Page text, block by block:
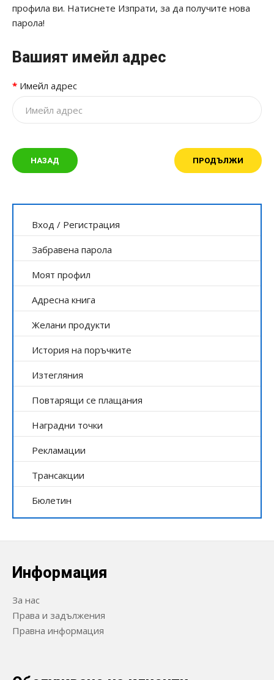
профила ви. Натиснете Изпрати, за да получите нова
парола!
Вашият имейл адрес
Имейл адрес
НАЗАД
Вход / Регистрация
Забравена парола
Моят профил
Адресна книга
Желани продукти
История на поръчките
Изтегляния
Повтарящи се плащания
Наградни точки
Рекламации
Трансакции
Бюлетин
Информация
За нас
Права и задължения
Правна информация